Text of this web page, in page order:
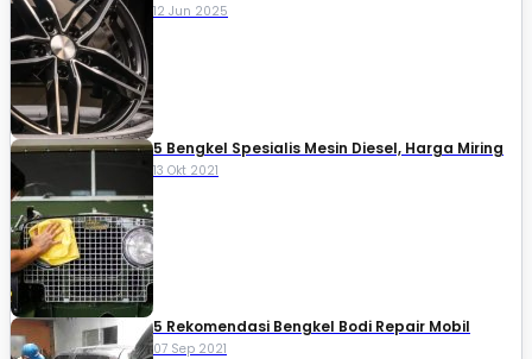
12 Jun 2025
5 Bengkel Spesialis Mesin Diesel, Harga Miring
13 Okt 2021
5 Rekomendasi Bengkel Bodi Repair Mobil
07 Sep 2021